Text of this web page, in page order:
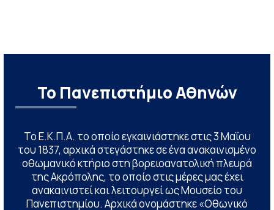
Το Πανεπιστήμιο Αθηνών
Το Ε.Κ.Π.Α. το οποίο εγκαινιάστηκε στις 3 Μαΐου
του 1837, αρχικά στεγάστηκε σε ένα ανακαινισμένο
οθωμανικό κτήριο στη βορειοανατολική πλευρά
της Ακρόπολης, το οποίο στις μέρες μας έχει
ανακαινιστεί και λειτουργεί ως Μουσείο του
Πανεπιστημίου. Αρχικά ονομάστηκε «Οθωνικό